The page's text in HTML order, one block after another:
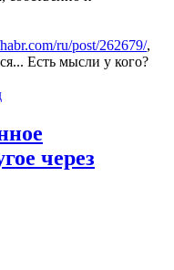
ru/post/262679/,
Есть мысли у кого?
через